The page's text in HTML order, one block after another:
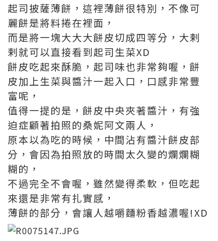
起司披薩薄餅，這裡薄餅很特別，不像可
麗餅是將料捲在裡面，
而是將一塊大大大餅皮切成四等分，大剌
剌就可以直接看到起司生菜XD
餅皮吃起來酥脆，起司味也非常夠喔，餅
皮加上生菜與醬汁一起入口，口感非常豐
富呢，
值得一提的是，餅皮中央夾著醬汁，有強
迫症顧著拍照的桑妮阿文兩人，
原本以為吃的時候，中間沾有醬汁餅皮部
分，會因為拍照放的時間太久變的爛爛糊
糊的，
不過完全不會喔，雖然變得柔軟，但吃起
來還是非常有扎實感，
薄餅的部分，會讓人越嚼麵粉香越濃喔!XD